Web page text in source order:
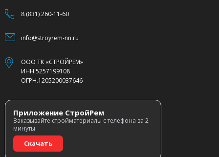
8 (831) 260-11-60
info@stroyrem-nn.ru
ООО ТК «СТРОЙРЕМ»
ИНН.5257199108
ОГРН.1205200037646
Приложение СтройРем
Заказывайте стройматериалы с телефона за 2
минуты
Скачать